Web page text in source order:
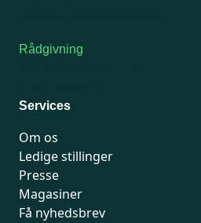
Rådgivning
Services
Om os
Ledige stillinger
Presse
Magasiner
Få nyhedsbrev